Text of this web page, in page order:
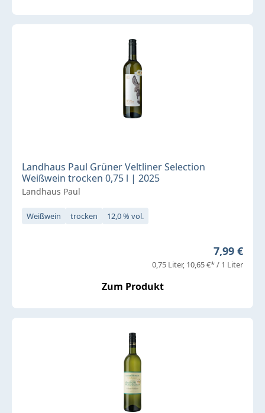
Landhaus Paul Grüner Veltliner Selection
Weißwein trocken 0,75 l | 2025
Landhaus Paul
Weißwein trocken 12,0 % vol.
Regulärer
7,99 €
0,75 Liter 10,65 €* / 1 Liter
Zum Produkt